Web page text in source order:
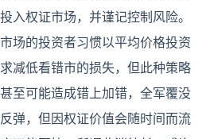
入权证市场，并谨记控制风险。
场的投资者习惯以平均价格投资
减低看错市的损失，但此种策略
至可能造成错上加错，全军覆没
弹，但因权证价值会随时间而流